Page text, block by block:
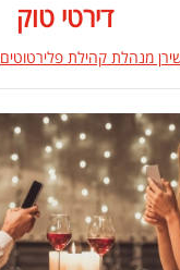
דירטי טוק
מנהלת קהילת פלירטוטים